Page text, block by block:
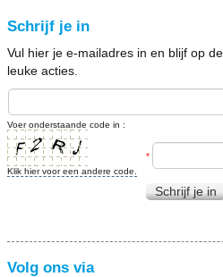
Schrijf je in
Vul hier je e-mailadres in en blijf op
leuke acties.
Voer onderstaande code in :
Klik hier voor een andere code.
*
Schrijf je in
Volg ons via